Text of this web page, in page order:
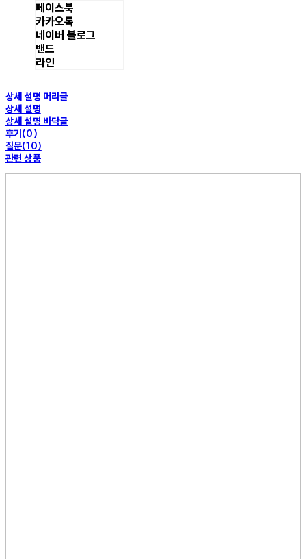
페이스북
카카오톡
네이버 블로그
밴드
라인
상세 설명 머리글
상세 설명
상세 설명 바닥글
후기(0)
질문(10)
관련 상품